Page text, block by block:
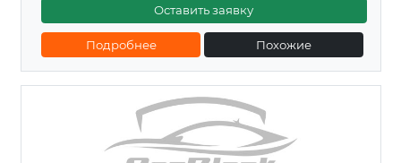
Оставить заявку
Подробнее Похожие